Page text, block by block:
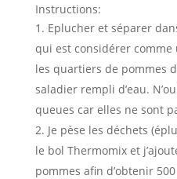
Instructions:
Eplucher et séparer
qui est considérer comme
les quartiers de pommes
saladier rempli d’eau.
queues car elles ne sont
Je pèse les déchets
le bol Thermomix et
pommes afin d’obtenir